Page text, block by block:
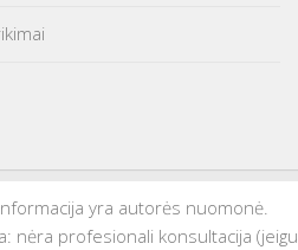
yra autorės nuomonė.
nėra profesionali konsultacija (jeigu